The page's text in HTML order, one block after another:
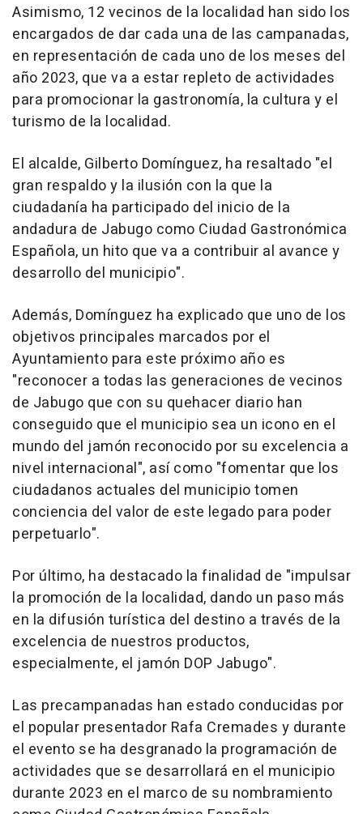
Asimismo, 12 vecinos de la localidad han sido los
encargados de dar cada una de las campanadas,
en representación de cada uno de los meses del
año 2023, que va a estar repleto de actividades
para promocionar la gastronomía, la cultura y el
turismo de la localidad.
El alcalde, Gilberto Domínguez, ha resaltado "el
gran respaldo y la ilusión con la que la
ciudadanía ha participado del inicio de la
andadura de Jabugo como Ciudad Gastronómica
Española, un hito que va a contribuir al avance y
desarrollo del municipio".
Además, Domínguez ha explicado que uno de los
objetivos principales marcados por el
Ayuntamiento para este próximo año es
"reconocer a todas las generaciones de vecinos
de Jabugo que con su quehacer diario han
conseguido que el municipio sea un icono en el
mundo del jamón reconocido por su excelencia a
nivel internacional", así como "fomentar que los
ciudadanos actuales del municipio tomen
conciencia del valor de este legado para poder
perpetuarlo".
Por último, ha destacado la finalidad de "impulsar
la promoción de la localidad, dando un paso más
en la difusión turística del destino a través de la
excelencia de nuestros productos,
especialmente, el jamón DOP Jabugo".
Las precampanadas han estado conducidas por
el popular presentador Rafa Cremades y durante
el evento se ha desgranado la programación de
actividades que se desarrollará en el municipio
durante 2023 en el marco de su nombramiento